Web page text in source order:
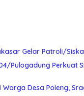
Gelar Patroli/
Pulogadung Perkuat
Desa Poleng,